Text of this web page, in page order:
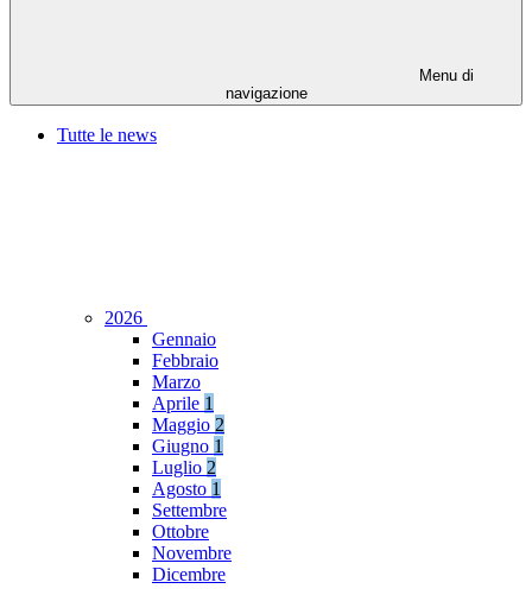
Menu di
navigazione
Tutte le news
2026
Gennaio
Febbraio
Marzo
Aprile 1
Maggio 2
Giugno 1
Luglio 2
Agosto 1
Settembre
Ottobre
Novembre
Dicembre